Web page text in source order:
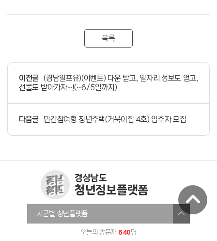
목록
이전글
(경남일포유)(이벤트) 다운 받고, 일자리 정보도 얻고,
선물도 받아가자~!(~6/5일까지)
다음글 민간참여형 청년주택(거북이집 4호) 입주자 모집
경상남도
청년정보플랫폼
창원청년정보플랫폼
진주시청년온라인플랫폼
시군별 청년플랫폼
오늘의 방문자 640명